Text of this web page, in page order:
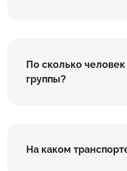
По сколько
группы?
На каком